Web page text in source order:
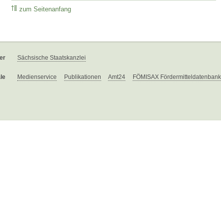
zum Seitenanfang
Sächsische Staatskanzlei
Medienservice Publikationen Amt24 FÖMISAX Fördermitteldatenbank